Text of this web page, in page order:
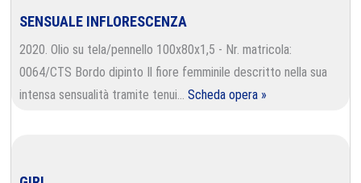
SENSUALE INFLORESCENZA
2020. Olio su tela/pennello 100x80x1,5 - Nr. matricola:
0064/CTS Bordo dipinto Il fiore femminile descritto nella sua
intensa sensualità tramite tenui…Scheda opera »